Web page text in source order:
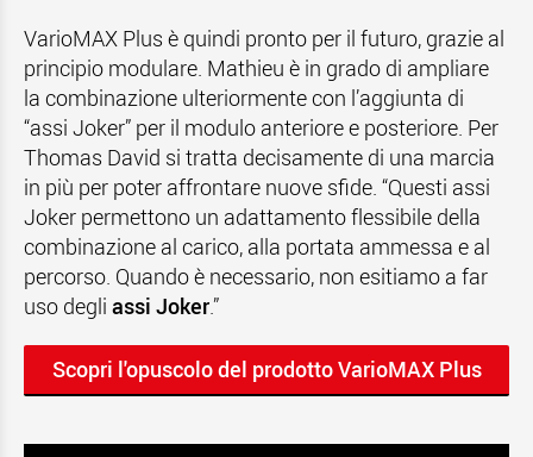
VarioMAX Plus è quindi pronto per il futuro, grazie al
principio modulare. Mathieu è in grado di ampliare
la combinazione ulteriormente con l’aggiunta di
“assi Joker” per il modulo anteriore e posteriore. Per
Thomas David si tratta decisamente di una marcia
in più per poter affrontare nuove sfide. “Questi assi
Joker permettono un adattamento flessibile della
combinazione al carico, alla portata ammessa e al
percorso. Quando è necessario, non esitiamo a far
uso degli assi Joker.”
Scopri l'opuscolo del prodotto VarioMAX Plus